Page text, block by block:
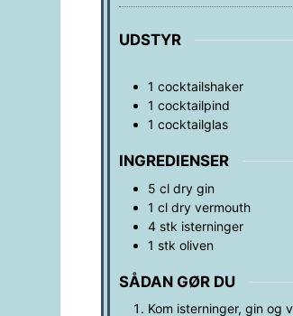
UDSTYR
1 cocktailshaker
1 cocktailpind
1 cocktailglas
INGREDIENSER
5 cl dry gin
1 cl dry vermouth
4 stk isterninger
1 stk oliven
SÅDAN GØR DU
Kom isterninger, gin og